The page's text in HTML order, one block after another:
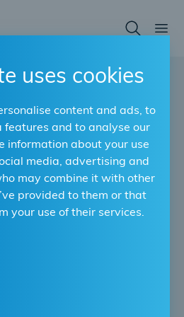
uses cookies
content and ads, to
features and to analyse our
information about your use
media, advertising and
may combine it with other
provided to them or that
your use of their services.
und -kupplungen